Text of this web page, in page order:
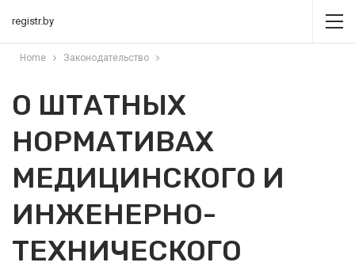
registr.by
Home Законодательство
О ШТАТНЫХ
НОРМАТИВАХ
МЕДИЦИНСКОГО И
ИНЖЕНЕРНО-
ТЕХНИЧЕСКОГО